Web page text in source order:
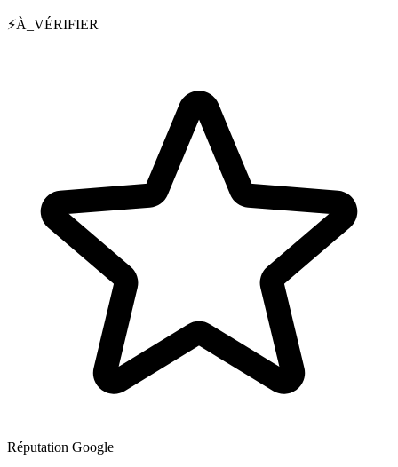
⚡À_VÉRIFIER
Réputation Google